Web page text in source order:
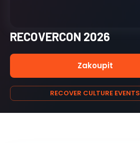
RECOVERCON 2026
Zakoupit
RECOVER CULTURE EVENTS